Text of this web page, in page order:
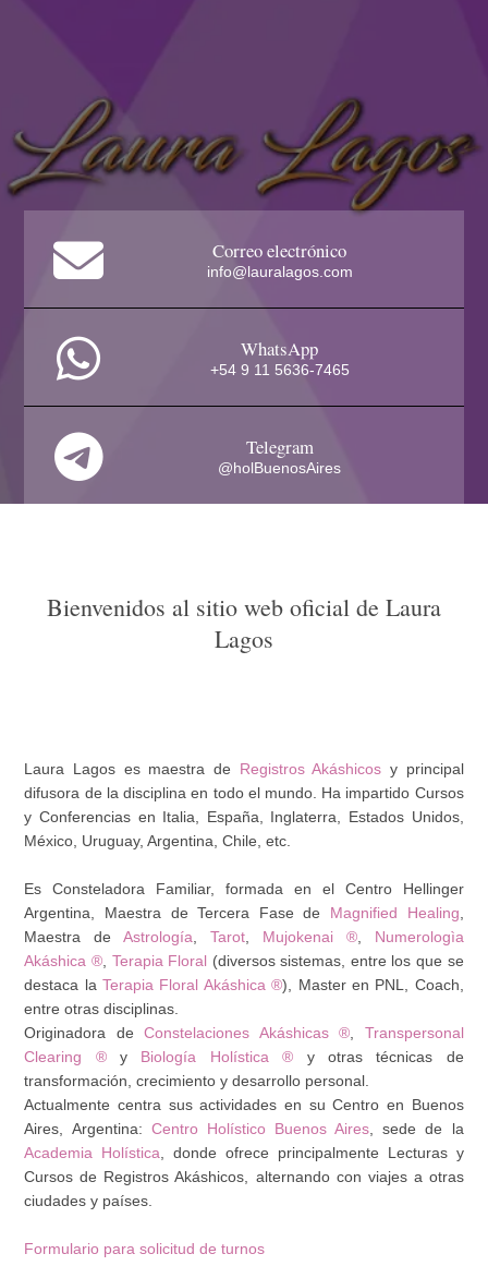
Correo electrónico
info@lauralagos.com
WhatsApp
+54 9 11 5636-7465
Telegram
@holBuenosAires
Bienvenidos al sitio web oficial de Laura
Lagos
Laura Lagos es maestra de Registros Akáshicos y principal
difusora de la disciplina en todo el mundo. Ha impartido Cursos
y Conferencias en Italia, España, Inglaterra, Estados Unidos,
México, Uruguay, Argentina, Chile, etc.
Es Consteladora Familiar, formada en el Centro Hellinger
Argentina, Maestra de Tercera Fase de Magnified Healing
Maestra deAstrología ,Tarot Mujokenai ®, Numerologìa
Akáshica ®, Terapia Floral (diversos sistemas, entre los que se
destaca laTerapia Floral Akáshica ®), Master en PNL, Coach,
entre otras disciplinas.
Originadora deConstelaciones Akáshicas ®
Transpersonal
Clearing ®y Biología Holística ® y otras técnicas de
transformación, crecimiento y desarrollo personal.
Actualmente centra sus actividades en su Centro en Buenos
Aires, Argentina: Centro Holístico Buenos Aires , sede de la
Academia Holística , donde ofrece principalmente Lecturas y
Cursos de Registros Akáshicos, alternando con viajes a otras
ciudades y países.
Formulario para solicitud de turnos
Tarifas según país de residencia para consultas de
registros akáshicos individuales:
Consultar honorarios para sesiones de más de un
consultante